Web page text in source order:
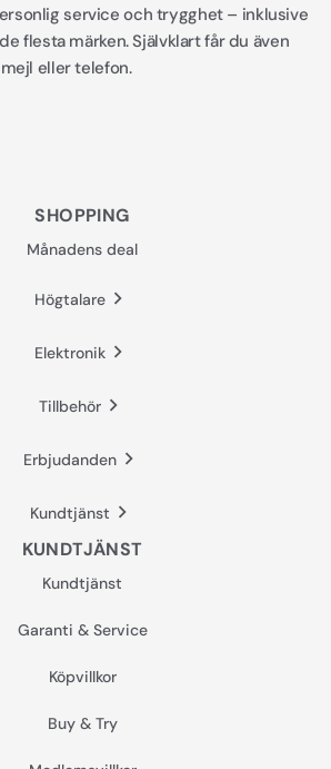
service och trygghet – inklusive
flesta märken. Självklart får du även
eller telefon.
SHOPPING
Månadens deal
Högtalare
Elektronik
Tillbehör
Erbjudanden
Kundtjänst
KUNDTJÄNST
Kundtjänst
Garanti & Service
Köpvillkor
Buy & Try